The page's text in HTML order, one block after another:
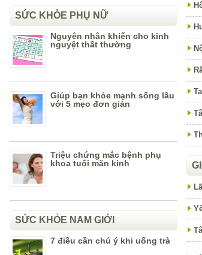
SỨC KHỎE PHỤ NỮ
Nguyên nhân khiến cho kinh
nguyệt thất thường
Giúp bạn khỏe mạnh sống lâu
với 5 mẹo đơn giản
Triệu chứng mắc bệnh phụ
khoa tuổi mãn kinh
SỨC KHỎE NAM GIỚI
7 điều cần chú ý khi uống trà